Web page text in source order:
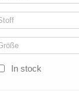
In stock